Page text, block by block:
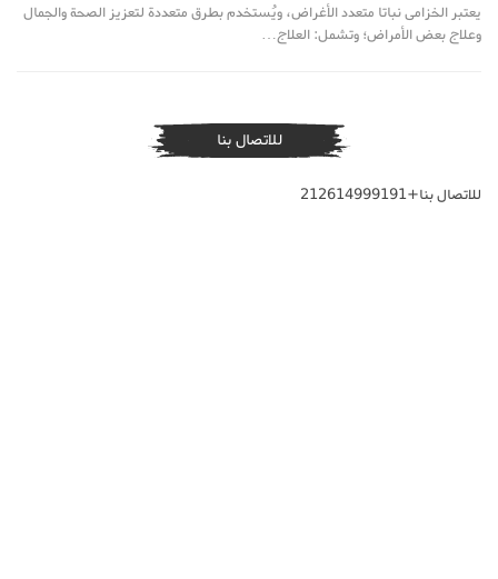
يعتبر الخزامى نباتا متعدد الأغراض، ويُستخدم بطرق متعددة لتعزيز الصحة والجمال
وعلاج بعض الأمراض؛ وتشمل: العلاج…
للاتصال بنا
للاتصال بنا+212614999191